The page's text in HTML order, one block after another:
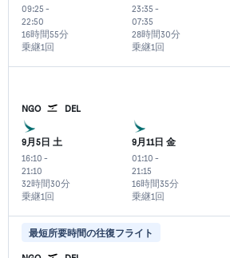
09:25 -
22:50
乗継1回
16時間55分
23:35 -
07:35
乗継1回
28時間30分
NGO DEL
9月5日 土
16:10 -
21:10
乗継1回
32時間30分
9月11日 金
01:10 -
21:15
乗継1回
16時間35分
最短所要時間の往復フライト